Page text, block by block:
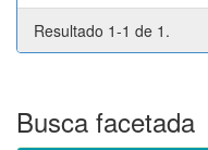
Resultado 1-1 de 1.
Busca facetada